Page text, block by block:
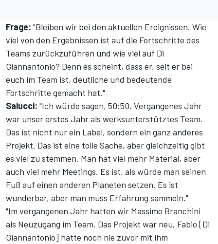
Frage: "Bleiben wir bei den aktuellen Ereignissen. Wie
viel von den Ergebnissen ist auf die Fortschritte des
Teams zurückzuführen und wie viel auf Di
Giannantonio? Denn es scheint, dass er, seit er bei
euch im Team ist, deutliche und bedeutende
Fortschritte gemacht hat."
Salucci: "Ich würde sagen, 50:50. Vergangenes Jahr
war unser erstes Jahr als werksunterstütztes Team.
Das ist nicht nur ein Label, sondern ein ganz anderes
Projekt. Das ist eine tolle Sache, aber gleichzeitig gibt
es viel zu stemmen. Man hat viel mehr Material, aber
auch viel mehr Meetings. Es ist, als würde man seinen
Fuß auf einen anderen Planeten setzen. Es ist
wunderbar, aber man muss Erfahrung sammeln."
"Im vergangenen Jahr hatten wir Massimo Branchini
als Neuzugang im Team. Das Projekt war neu, Fabio [Di
Giannantonio] hatte noch nie zuvor mit ihm